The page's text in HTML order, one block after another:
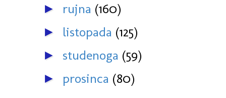
► rujna (160)
► listopada (125)
► studenoga (59)
► prosinca (80)